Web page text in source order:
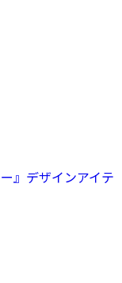
』デザインアイテ